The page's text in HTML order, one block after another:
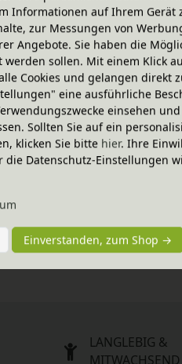
6,95 €
-25 % ABVERKAUF
Schnullerkette
In verschiedenen Farben
7,95 €
5,95 €
LANGLEBIG &
MITWACHSEND
Informationen auf Ihrem Gerät
zur Messungen von
Angebote. Sie haben die
werden sollen. Mit einem Klick
Cookies und gelangen direkt
eine ausführliche
einsehen
Sollten Sie auf ein
klicken Sie bitte hier. Ihre
Datenschutz-Einstellungen
Einverstanden, zum Shop →